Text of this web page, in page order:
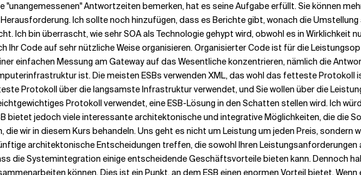
"unangemessenen" Antwortzeiten bemerken, hat es seine Aufgabe erfüllt. Sie können
Ich sollte noch hinzufügen, dass es Berichte gibt, wonach die Umstellung
Ich bin überrascht, wie sehr SOA als Technologie gehypt wird, obwohl es in Wirklichkeit
Ihr Code auf sehr nützliche Weise organisieren. Organisierter Code ist für die
einfachen Messung am Gateway auf das Wesentliche konzentrieren, nämlich die
ist. Die meisten ESBs verwenden XML, das wohl das fetteste Protokoll
Protokoll über die langsamste Infrastruktur verwendet, und Sie wollen über die
Protokoll verwendet, eine ESB-Lösung in den Schatten stellen wird. Ich
bietet jedoch viele interessante architektonische und integrative Möglichkeiten, die die
die wir in diesem Kurs behandeln. Uns geht es nicht um Leistung um jeden Preis, sondern
architektonische Entscheidungen treffen, die sowohl Ihren
die Systemintegration einige entscheidende Geschäftsvorteile bieten kann. Dennoch
können. Dies ist ein Punkt, an dem ESB einen enormen Vorteil bietet.